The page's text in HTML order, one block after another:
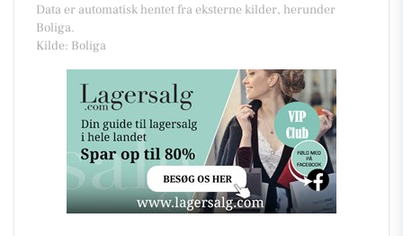
Data er automatisk hentet fra eksterne kilder, herunder
Boliga.
Kilde: Boliga